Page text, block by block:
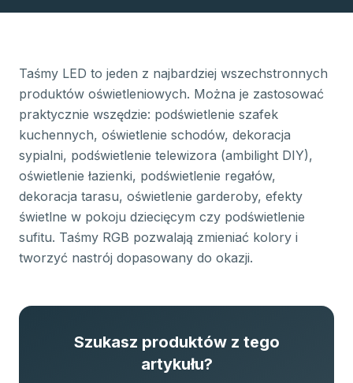
Taśmy LED to jeden z najbardziej wszechstronnych
produktów oświetleniowych. Można je zastosować
praktycznie wszędzie: podświetlenie szafek
kuchennych, oświetlenie schodów, dekoracja
sypialni, podświetlenie telewizora (ambilight DIY),
oświetlenie łazienki, podświetlenie regałów,
dekoracja tarasu, oświetlenie garderoby, efekty
świetlne w pokoju dziecięcym czy podświetlenie
sufitu. Taśmy RGB pozwalają zmieniać kolory i
tworzyć nastrój dopasowany do okazji.
Szukasz produktów z tego
artykułu?